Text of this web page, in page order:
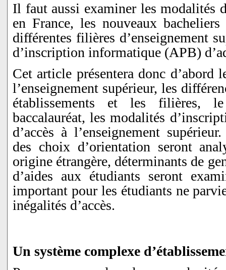
Il faut aussi examiner les modalités
en France, les nouveaux
différentes filières d’enseignement
d’inscription informatique (APB)
Cet article présentera donc d’abord
l’enseignement supérieur, les
établissements et les filières,
baccalauréat, les modalités
d’accès à l’enseignement
des choix d’orientation seront
origine étrangère, déterminants de
d’aides aux étudiants seront
important pour les étudiants ne
inégalités d’accès.
Un système complexe